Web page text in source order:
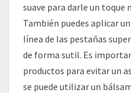
suave para darle un toque
También puedes aplicar
línea de las pestañas
de forma sutil. Es
productos para evitar un
se puede utilizar un